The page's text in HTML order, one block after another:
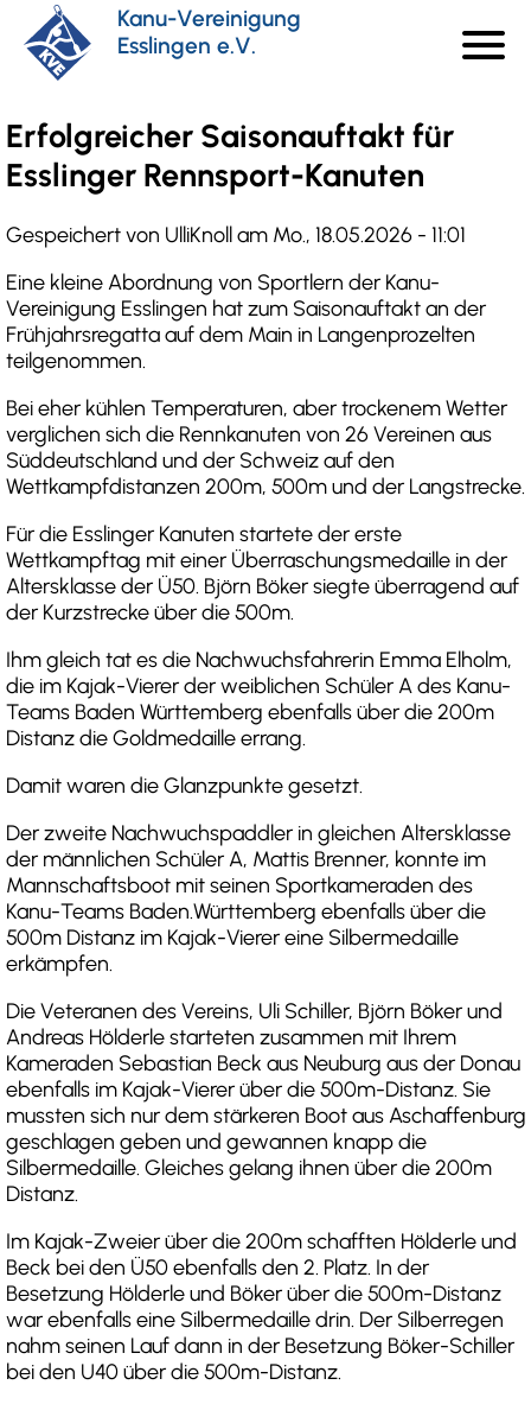
zum
Inhalt
Kanu-Vereinigung
Esslingen e.V.
menu
Erfolgreicher Saisonauftakt für
Esslinger Rennsport-Kanuten
Gespeichert von UlliKnollam Mo., 18.05.2026 - 11:01
Eine kleine Abordnung von Sportlern der Kanu-
Vereinigung Esslingen hat zum Saisonauftakt an der
Frühjahrsregatta auf dem Main in Langenprozelten
teilgenommen.
Bei eher kühlen Temperaturen, aber trockenem Wetter
verglichen sich die Rennkanuten von 26 Vereinen aus
Süddeutschland und der Schweiz auf den
Wettkampfdistanzen 200m, 500m und der Langstrecke.
Für die Esslinger Kanuten startete der erste
Wettkampftag mit einer Überraschungsmedaille in der
Altersklasse der Ü50. Björn Böker siegte überragend auf
der Kurzstrecke über die 500m.
Ihm gleich tat es die Nachwuchsfahrerin Emma Elholm,
die im Kajak-Vierer der weiblichen Schüler A des Kanu-
Teams Baden Württemberg ebenfalls über die 200m
Distanz die Goldmedaille errang.
Damit waren die Glanzpunkte gesetzt.
Der zweite Nachwuchspaddler in gleichen Altersklasse
der männlichen Schüler A, Mattis Brenner, konnte im
Mannschaftsboot mit seinen Sportkameraden des
Kanu-Teams Baden.Württemberg ebenfalls über die
500m Distanz im Kajak-Vierer eine Silbermedaille
erkämpfen.
Die Veteranen des Vereins, Uli Schiller, Björn Böker und
Andreas Hölderle starteten zusammen mit Ihrem
Kameraden Sebastian Beck aus Neuburg aus der Donau
ebenfalls im Kajak-Vierer über die 500m-Distanz. Sie
mussten sich nur dem stärkeren Boot aus Aschaffenburg
geschlagen geben und gewannen knapp die
Silbermedaille. Gleiches gelang ihnen über die 200m
Distanz.
Im Kajak-Zweier über die 200m schafften Hölderle und
Beck bei den Ü50 ebenfalls den 2. Platz. In der
Besetzung Hölderle und Böker über die 500m-Distanz
war ebenfalls eine Silbermedaille drin. Der Silberregen
nahm seinen Lauf dann in der Besetzung Böker-Schiller
bei den U40 über die 500m-Distanz.